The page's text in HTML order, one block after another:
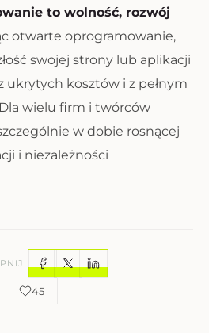
to wolność, rozwój
otwarte oprogramowanie,
swojej strony lub aplikacji
ukrytych kosztów i z pełnym
wielu firm i twórców
w dobie rosnącej
i niezależności
45